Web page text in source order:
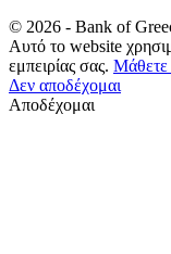
© 2026 - Bank of
Αυτό το website
εμπειρίας σας. Μάθετε
Δεν αποδέχομαι
Αποδέχομαι